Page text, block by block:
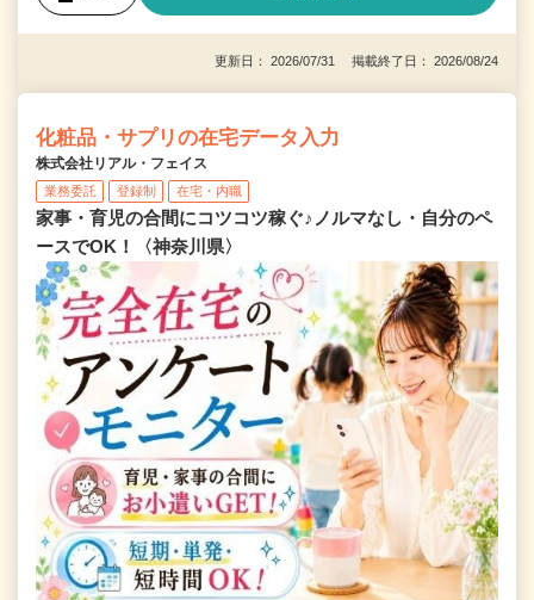
更新日： 2026/07/31 掲載終了日： 2026/08/24
化粧品・サプリの在宅データ入力
株式会社リアル・フェイス
業務委託 登録制 在宅・内職
家事・育児の合間にコツコツ稼ぐ♪ノルマなし・自分のペ
ースでOK！〈神奈川県〉